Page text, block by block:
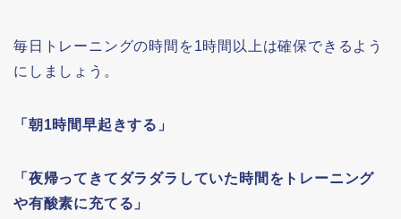
毎日トレーニングの時間を1時間以上は確保できるよう
にしましょう。
「朝1時間早起きする」
「夜帰ってきてダラダラしていた時間をトレーニング
や有酸素に充てる」